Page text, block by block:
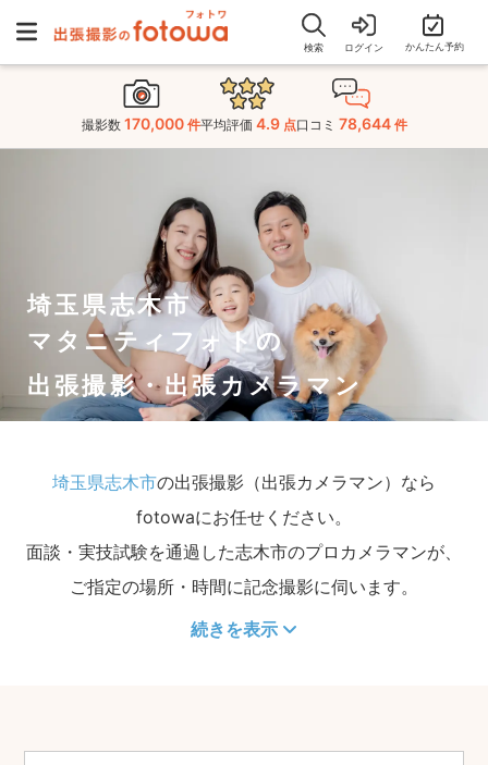
検索 ログイン かんたん予約
撮影数 170,000 件平均評価 4.9 点口コミ 78,644 件
埼玉県志木市
マタニティフォトの
出張撮影・出張カメラマン
埼玉県志木市の出張撮影（出張カメラマン）なら
fotowaにお任せください。
面談・実技試験を通過した志木市のプロカメラマンが、
ご指定の場所・時間に記念撮影に伺います。
続きを表示